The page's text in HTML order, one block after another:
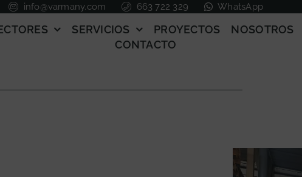
info@varmany.com 663 722 329 WhatsApp
SERVICIOS PROYECTOS NOSOTROS
CONTACTO